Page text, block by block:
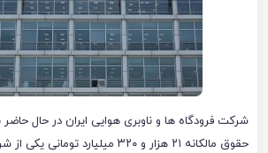
شرکت فرودگاه ها و ناوبری هوایی ایران در حال حاضر
حقوق مالکانه ۲۱ هزار و ۳۲۰ میلیارد